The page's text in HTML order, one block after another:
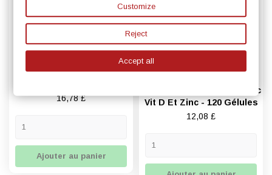
NOW Foods - Arginine Et
Prix
16,78 £
Ajouter au panier
2 Review(s)
Calcium Et Magnésium Avec
Vit D Et Zinc - 120 Gélules
Prix
12,08 £
Customize
Reject
Accept all